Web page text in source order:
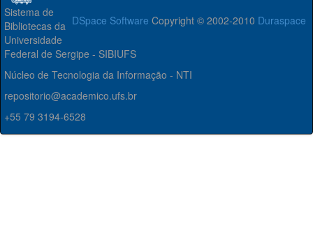
DSpace Software Copyright © 2002-2010 Duraspace
Sistema de
Bibliotecas da
Universidade
Federal de Sergipe - SIBIUFS
Núcleo de Tecnologia da Informação - NTI
repositorio@academico.ufs.br
+55 79 3194-6528